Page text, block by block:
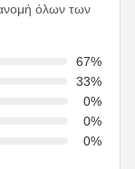
όλων των
67%
33%
0%
0%
0%